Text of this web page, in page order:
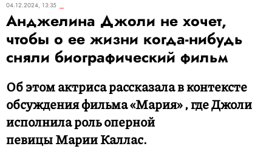
04.12.2024, 13:35
Анджелина Джоли не хочет,
чтобы о ее жизни когда-нибудь
сняли биографический фильм
Об этом актриса рассказала в контексте
обсуждения фильма «Мария» , где Джоли
исполнила роль оперной
певицы Марии Каллас.